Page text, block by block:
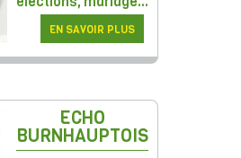
EN SAVOIR PLUS
ECHO
BURNHAUPTOIS